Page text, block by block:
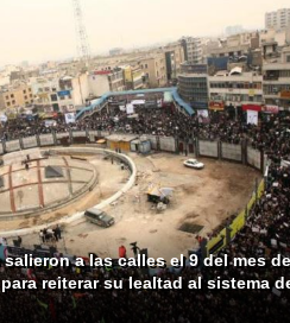
a las calles el 9 del mes
reiterar su lealtad al sistema